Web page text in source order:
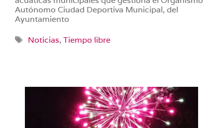
Autónomo Ciudad Deportiva Municipal, del
Ayuntamiento
Etiquetas
Noticias, Tiempo libre